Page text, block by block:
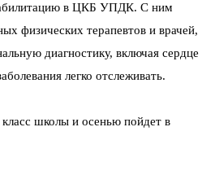
в ЦКБ УПДК. С ним
физических терапевтов и врачей,
диагностику, включая сердце
легко отслеживать.
школы и осенью пойдет в